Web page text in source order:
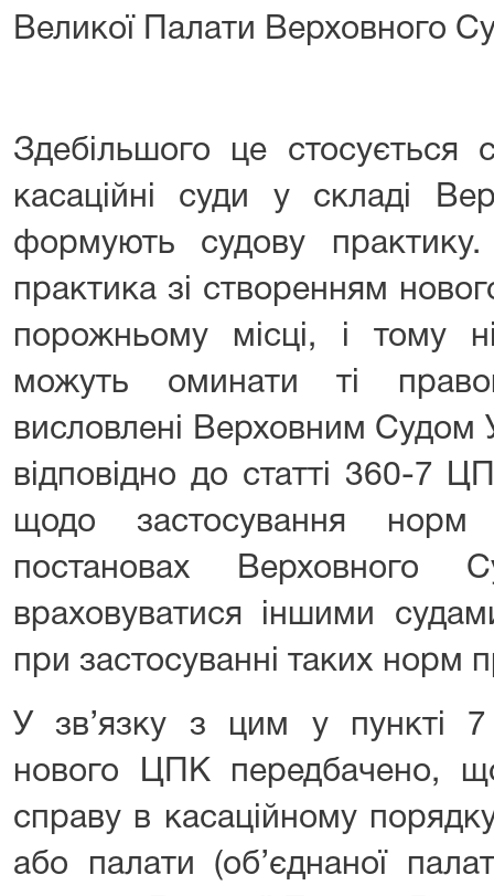
Великої Палати Верховного
Здебільшого це стосується
касаційні суди у складі
формують судову
практика зі створенням
порожньому місці, і тому
можуть оминати ті
висловлені Верховним Судом
відповідно до статті 360-7
щодо застосування
постановах Верховного
враховуватися іншими
при застосуванні таких норм
У зв’язку з цим у пункті 7
нового ЦПК передбачено,
справу в касаційному порядку
або палати (об’єднаної